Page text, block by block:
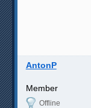
AntonP
Member
Offline